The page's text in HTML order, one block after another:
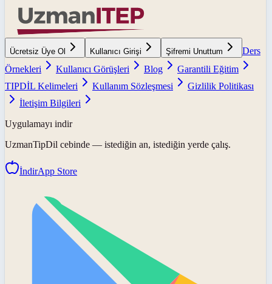
Ücretsiz Üye Ol Kullanıcı Girişi Şifremi Unuttum
Ders
Örnekleri
Kullanıcı Görüşleri Blog
Garantili Eğitim
TIPDİL Kelimeleri
Kullanım Sözleşmesi
Gizlilik Politikası
İletişim Bilgileri
Uygulamayı indir
UzmanTipDil cebinde — istediğin an, istediğin yerde çalış.
İndirApp Store